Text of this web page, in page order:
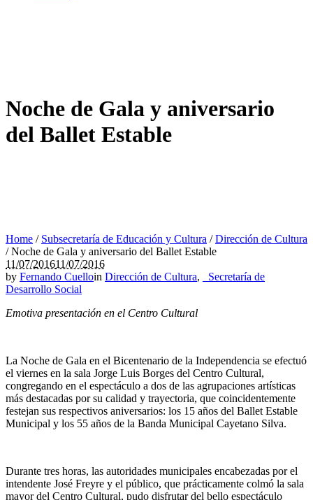
Noche de Gala y aniversario
del Ballet Estable
Home / Subsecretaría de Educación y Cultura /Dirección de Cultura
/Noche de Gala y aniversario del Ballet Estable
11/07/201611/07/2016
by Fernando Cuelloin Dirección de Cultura,
_Secretaría de
Desarrollo Social
Emotiva presentación en el Centro Cultural
La Noche de Gala en el Bicentenario de la Independencia se efectuó
el viernes en la sala Jorge Luis Borges del Centro Cultural,
congregando en el espectáculo a dos de las agrupaciones artísticas
más destacadas por su calidad y trayectoria, que coincidentemente
festejan sus respectivos aniversarios: los 15 años del Ballet Estable
Municipal y los 55 años de la Banda Municipal Cayetano Silva.
Durante tres horas, las autoridades municipales encabezadas por el
intendente José Freyre y el público, que prácticamente colmó la sala
mayor del Centro Cultural, pudo disfrutar del bello espectáculo